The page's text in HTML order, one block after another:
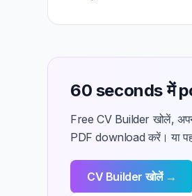
60 seconds में
Free CV Builder खोलें,
PDF download करें। या
CV Builder खोलें →